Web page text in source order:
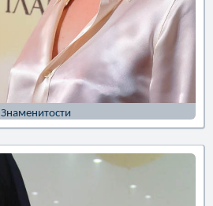
Знаменитости